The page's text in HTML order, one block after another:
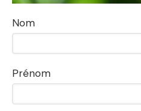
Nom
Prénom